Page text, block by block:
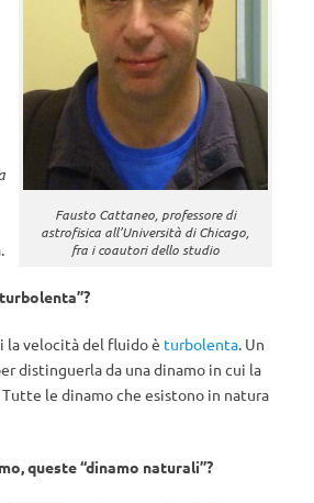
Fausto Cattaneo, professore di
astrofisica all’Università di Chicago,
fra i coautori dello studio
la velocità del fluido è turbolenta. Un
distinguerla da una dinamo in cui la
Tutte le dinamo che esistono in natura
queste “dinamo naturali”?